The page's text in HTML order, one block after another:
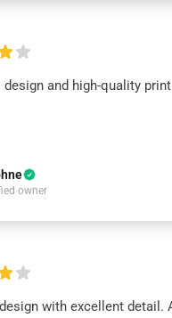
design and high-quality
owner
with excellent detail.